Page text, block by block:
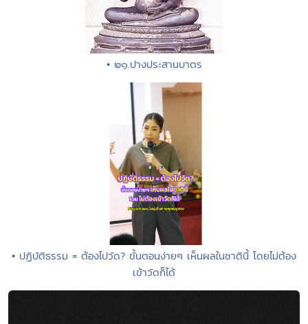
• ๒๑.ปางประสานบาตร
• ปฏิบัติธรรม = ต้องไปวัด? ขั้นตอนง่ายๆ เห็นผลในชาตินี้ โดยไม่ต้อง
เข้าวัดก็ได้